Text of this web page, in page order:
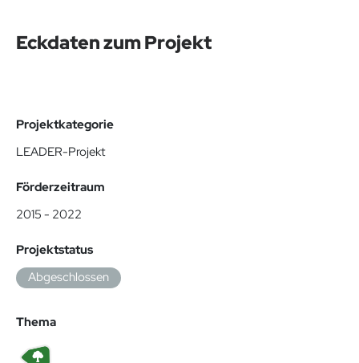
Eckdaten zum Projekt
Projektkategorie
LEADER-Projekt
Förderzeitraum
2015 - 2022
Projektstatus
Abgeschlossen
Thema